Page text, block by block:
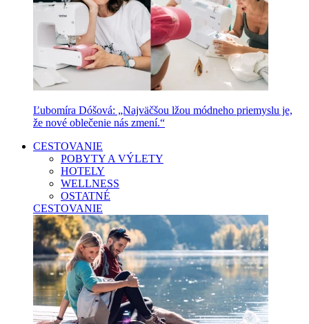
Ľubomíra Dóšová: „Najväčšou lžou módneho priemyslu je,
že nové oblečenie nás zmení.“
CESTOVANIE
POBYTY A VÝLETY
HOTELY
WELLNESS
OSTATNÉ
CESTOVANIE